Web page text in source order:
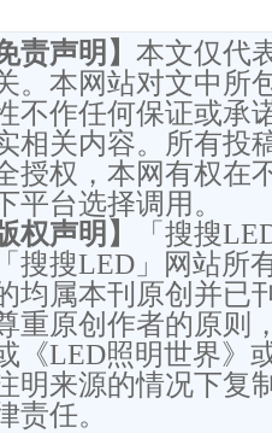
责声明】 本文仅代
。本网站对文中所
不作任何保证或承
相关内容。所有投
授权，本网有权在
平台选择调用。
权声明】
「搜搜
搜搜LED」网站所
均属本刊原创并已
重原创作者的原则
《LED照明世界》
明来源的情况下复
责任。